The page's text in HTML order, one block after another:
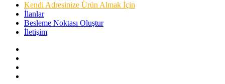
Kendi Adresinize Ürün Almak İçin
İlanlar
Besleme Noktası Oluştur
İletişim